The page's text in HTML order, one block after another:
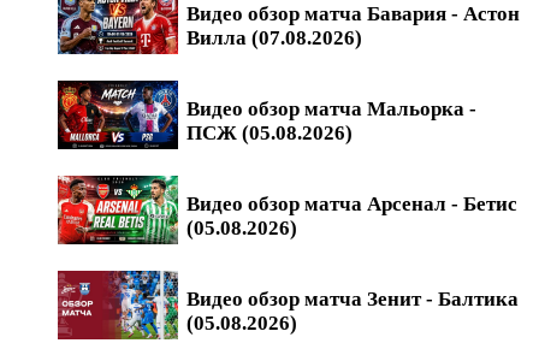
Видео обзор матча Бавария - Астон
Вилла (07.08.2026)
Видео обзор матча Мальорка -
ПСЖ (05.08.2026)
Видео обзор матча Арсенал - Бетис
(05.08.2026)
Видео обзор матча Зенит - Балтика
(05.08.2026)